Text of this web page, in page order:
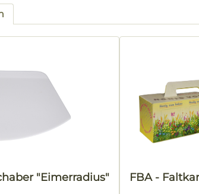
"Eimerradius" FBA -